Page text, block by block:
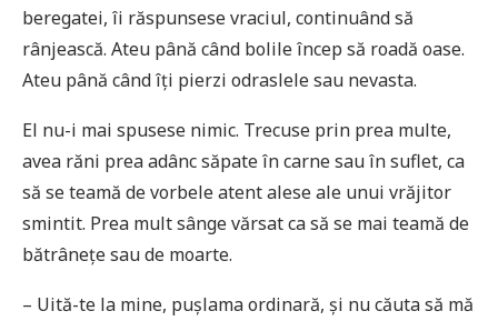
beregatei, îi răspunsese vraciul, continuând să
rânjească. Ateu până când bolile încep să roadă oase.
Ateu până când îți pierzi odraslele sau nevasta.
El nu-i mai spusese nimic. Trecuse prin prea multe,
avea răni prea adânc săpate în carne sau în suflet, ca
să se teamă de vorbele atent alese ale unui vrăjitor
smintit. Prea mult sânge vărsat ca să se mai teamă de
bătrânețe sau de moarte.
– Uită-te la mine, pușlama ordinară, și nu căuta să mă